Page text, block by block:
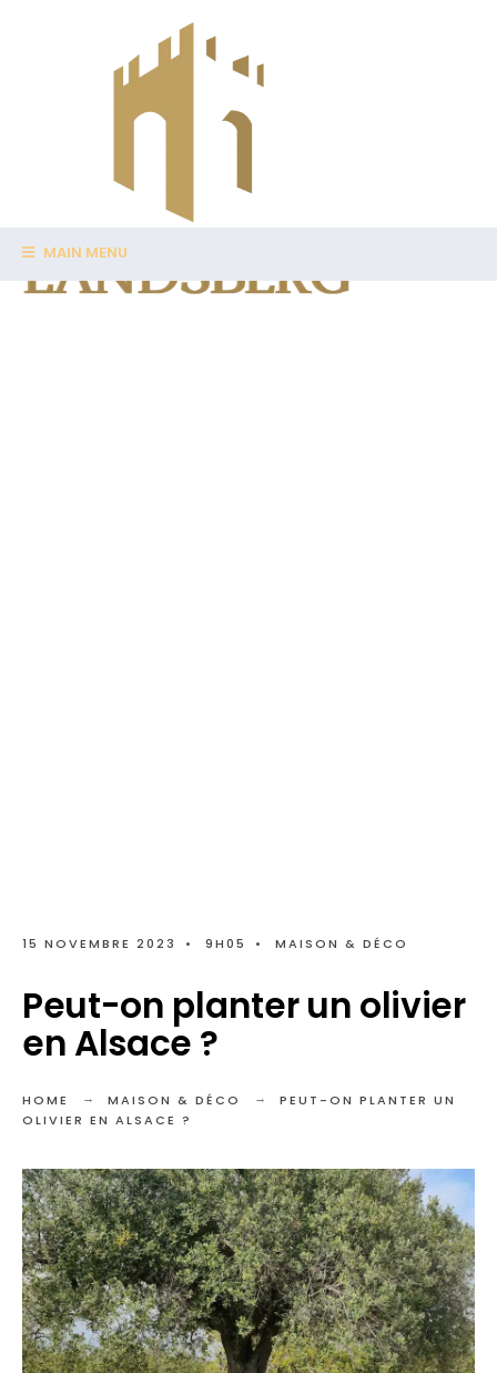
MAIN MENU
15 NOVEMBRE 2023 • 9H05 • MAISON & DÉCO
Peut-on planter un olivier
en Alsace ?
HOME MAISON & DÉCO
PEUT-ON PLANTER UN
OLIVIER EN ALSACE ?